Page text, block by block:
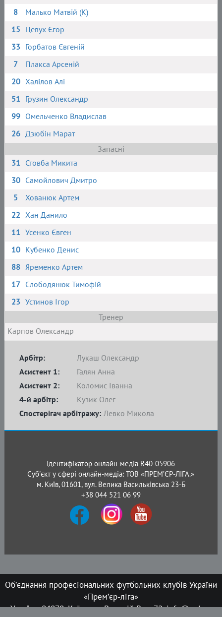
8
Малько Матвій (К)
15 Цевух Єгор
33 Горбатов Євгеній
7
Плакса Арсеній
20 Халілов Алі
51 Грузин Олександр
99 Омельченко Владислав
26 Дзюбін Марат
Запасні
31 Стовба Микита
30 Самойлович Дмитро
5
Хованюк Артем
22 Хан Данило
11 Усенко Євген
10 Кубенко Денис
88 Яременко Артем
17 Слободянюк Тимофій
23 Устинов Ігор
Тренер
Карпов Олександр
Арбітр:
Лукаш Олександр
Асистент 1:
Галян Анна
Асистент 2:
Коломис Іванна
4-й арбітр:
Кузик Олег
Спостерігач арбітражу: Левко Микола
Ідентифікатор онлайн-медіа R40-05906
Суб'єкт у сфері онлайн-медіа: ТОВ «ПРЕМ’ЄР-ЛІГА.»
м. Київ, 01601, вул. Велика Васильківська 23-Б
+38 044 521 06 99
Об’єднання професіональних футбольних клубів України
«Прем’єр-ліга»
Україна, 04070, Київ, вул. Верхній Вал, 72, info@upl.ua